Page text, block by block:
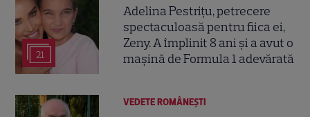
21
Adelina Pestrițu, petrecere
spectaculoasă pentru fiica ei,
Zeny. A împlinit 8 ani și a avut o
mașină de Formula 1 adevărată
VEDETE ROMÂNEŞTI